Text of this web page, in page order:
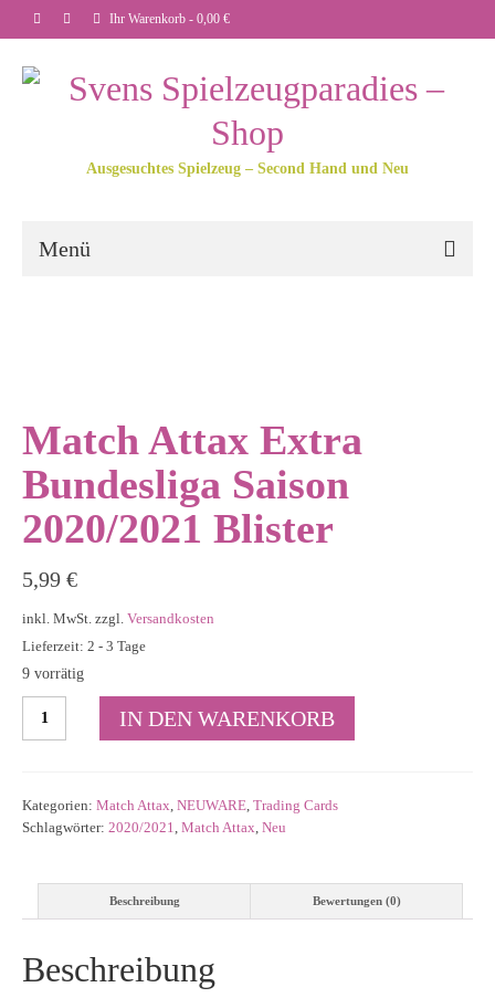
Ihr Warenkorb - 0,00 €
Ausgesuchtes Spielzeug – Second Hand und Neu
Menü
Match Attax Extra
Bundesliga Saison
2020/2021 Blister
5,99 €
inkl. MwSt. zzgl. Versandkosten
Lieferzeit: 2 - 3 Tage
9 vorrätig
Attax
2020/2021
Blister
IN DEN WARENKORB
Kategorien: Match Attax NEUWARE Trading Cards
Schlagwörter: 2020/2021 Match Attax Neu
Beschreibung Bewertungen (0)
Beschreibung